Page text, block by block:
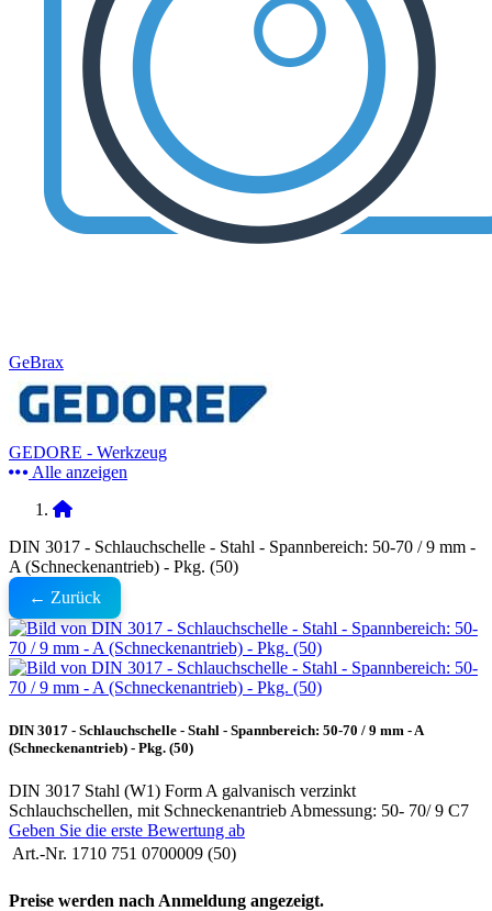
GeBrax
GEDORE - Werkzeug
Alle anzeigen
DIN 3017 - Schlauchschelle - Stahl - Spannbereich: 50-70 / 9 mm -
A (Schneckenantrieb) - Pkg. (50)
← Zurück
DIN 3017 - Schlauchschelle - Stahl - Spannbereich: 50-70 / 9 mm - A
(Schneckenantrieb) - Pkg. (50)
DIN 3017 Stahl (W1) Form A galvanisch verzinkt
Schlauchschellen, mit Schneckenantrieb Abmessung: 50- 70/ 9 C7
Geben Sie die erste Bewertung ab
Art.-Nr. 1710 751 0700009 (50)
Preise werden nach Anmeldung angezeigt.